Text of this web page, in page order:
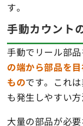
す。
手動カウント
手動でリール部
の端から部品を
ものです。これ
も発生しやすい方
大量の部品が必